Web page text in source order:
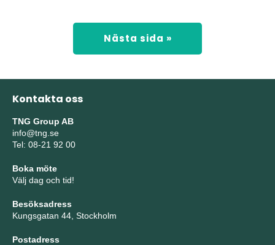
Nästa sida »
Kontakta oss
TNG Group AB
info@tng.se
Tel: 08-21 92 00
Boka möte
Välj dag och tid!
Besöksadress
Kungsgatan 44, Stockholm
Postadress